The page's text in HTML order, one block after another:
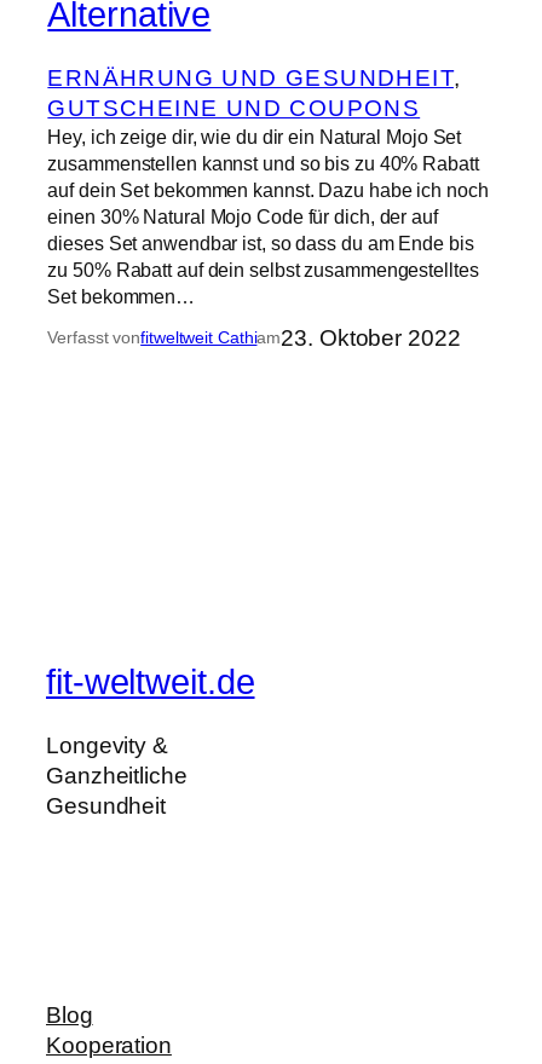
Alternative
ERNÄHRUNG UND GESUNDHEIT
GUTSCHEINE UND COUPONS
Hey, ich zeige dir, wie du dir ein Natural Mojo Set
zusammenstellen kannst und so bis zu 40% Rabatt
auf dein Set bekommen kannst. Dazu habe ich noch
einen 30% Natural Mojo Code für dich, der auf
dieses Set anwendbar ist, so dass du am Ende bis
zu 50% Rabatt auf dein selbst zusammengestelltes
Set bekommen…
Verfasst vonfitweltweit Cathiam23. Oktober 2022
fit-weltweit.de
Longevity &
Ganzheitliche
Gesundheit
Blog
Kooperation